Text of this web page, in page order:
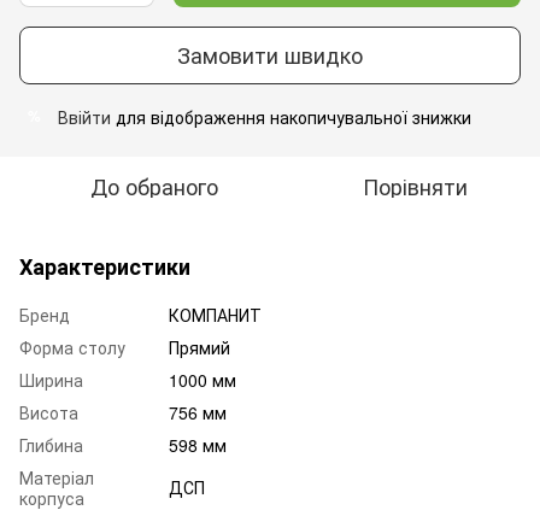
Замовити швидко
Ввійти для відображення накопичувальної знижки
До обраного Порівняти
Характеристики
Бренд
КОМПАНИТ
Форма столу
Прямий
Ширина
1000 мм
Висота
756 мм
Глибина
598 мм
Матеріал
корпуса
ДСП